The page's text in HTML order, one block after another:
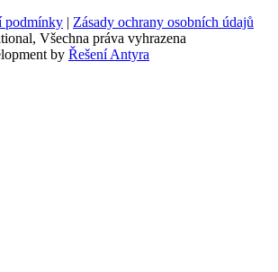
podmínky | Zásady ochrany osobních údajů
Všechna práva vyhrazena
by Řešení Antyra